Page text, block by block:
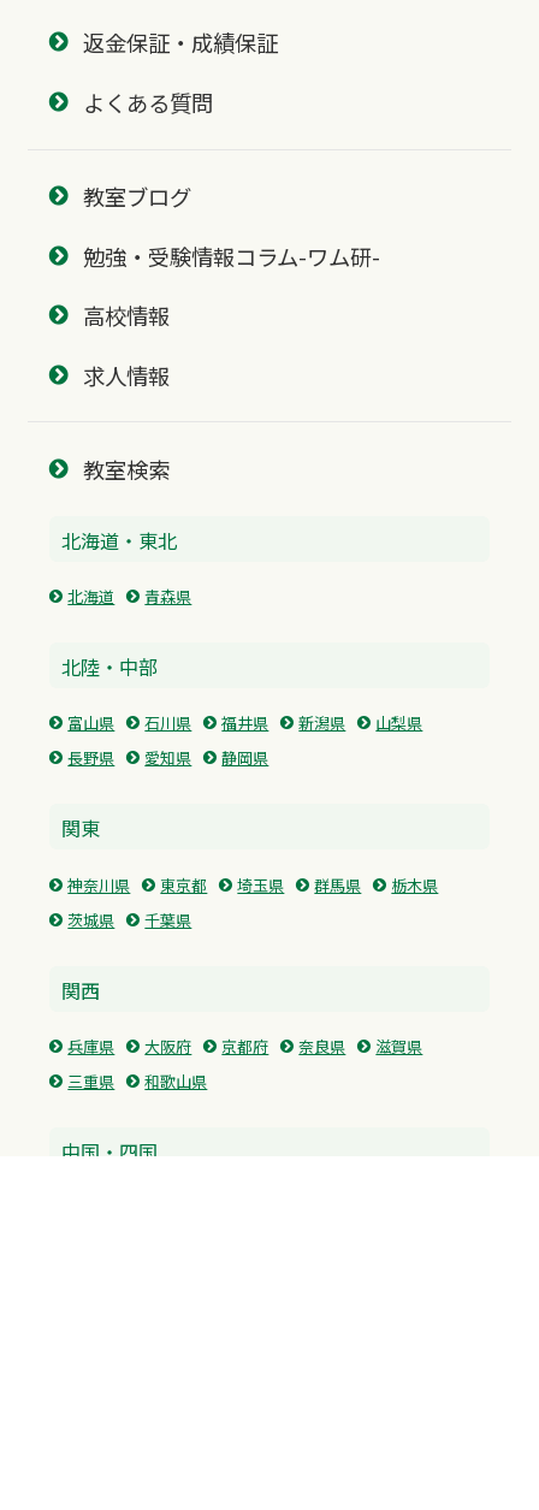
返金保証・成績保証
よくある質問
教室ブログ
勉強・受験情報コラム-ワム研-
高校情報
求人情報
教室検索
北海道・東北
北海道 青森県
北陸・中部
富山県 石川県 福井県 新潟県
山梨県
長野県
愛知県 静岡県
関東
神奈川県 東京都 埼玉県 群馬県
栃木県
茨城県
千葉県
関西
兵庫県 大阪府 京都府 奈良県
滋賀県
三重県
和歌山県
中国・四国